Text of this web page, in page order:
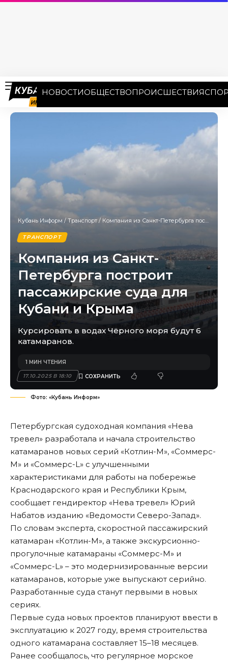
НОВОСТИОБЩЕСТВОПРОИСШЕСТВИЯ
Кубань Информ / Транспорт / Компания из Санкт-Петербурга построит пассажирские суда для Кубани и Крыма
ТРАНСПОРТ
Компания из Санкт-
Петербурга построит
пассажирские суда для
Кубани и Крыма
Курсировать в водах Чёрного моря будут 6
катамаранов.
17.10.2025 В 18:10
1 МИН ЧТЕНИЯ
Фото: «Кубань Информ»
Петербургская судоходная компания «Нева
тревел» разработала и начала строительство
катамаранов новых серий «Котлин-М», «Соммерс-
М» и «Соммерс-L» с улучшенными
характеристиками для работы на побережье
Краснодарского края и Республики Крым,
сообщает гендиректор «Нева тревел» Юрий
Набатов изданию «Ведомости Северо-Запад».
По словам эксперта, скоростной пассажирский
катамаран «Котлин-М», а также экскурсионно-
прогулочные катамараны «Соммерс-М» и
«Соммерс-L» – это модернизированные версии
катамаранов, которые уже выпускают серийно.
Разработанные суда станут первыми в новых
сериях.
Первые суда новых проектов планируют ввести в
эксплуатацию к 2027 году, время строительства
одного катамарана составляет 15–18 месяцев.
Ранее сообщалось, что регулярное морское